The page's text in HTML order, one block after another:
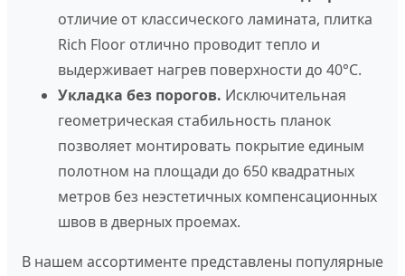
отличие от классического ламината, плитка
Rich Floor отлично проводит тепло и
выдерживает нагрев поверхности до 40°C.
Укладка без порогов. Исключительная
геометрическая стабильность планок
позволяет монтировать покрытие единым
полотном на площади до 650 квадратных
метров без неэстетичных компенсационных
швов в дверных проемах.
В нашем ассортименте представлены популярные